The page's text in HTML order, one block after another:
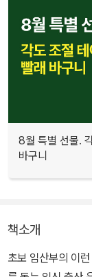
8월 특별 선물.
바구니
책소개
초보 임산부의 이